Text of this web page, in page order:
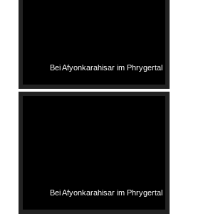
Bei Afyonkarahisar im Phrygertal
Bei Afyonkarahisar im Phrygertal